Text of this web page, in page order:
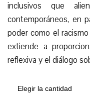
inclusivos que
contemporáneos, en
poder como el
extiende a
reflexiva y el diálogo